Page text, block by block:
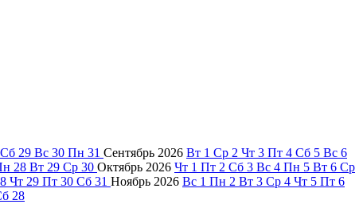
Сб 29 Вс 30 Пн 31 Сентябрь 2026 Вт 1 Ср 2 Чт 3 Пт 4 Сб 5 Вс 6
28 Вт 29 Ср 30 Октябрь 2026 Чт 1 Пт 2 Сб 3 Вс 4 Пн 5 Вт 6 Ср
Чт 29 Пт 30 Сб 31 Ноябрь 2026 Вс 1 Пн 2 Вт 3 Ср 4 Чт 5 Пт 6
28